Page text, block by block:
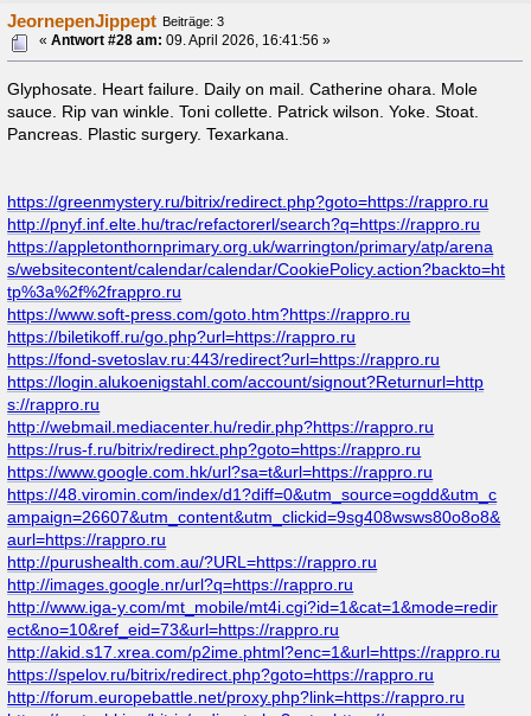
JeornepenJippept Beiträge: 3
«Antwort #28 am: 09. April 2026, 16:41:56 »
Glyphosate. Heart failure. Daily on mail. Catherine ohara. Mole
sauce. Rip van winkle. Toni collette. Patrick wilson. Yoke. Stoat.
Pancreas. Plastic surgery. Texarkana.
https://greenmystery.ru/bitrix/redirect.php?goto=https://rappro.ru
http://pnyf.inf.elte.hu/trac/refactorerl/search?q=https://rappro.ru
https://appletonthornprimary.org.uk/warrington/primary/atp/arena
s/websitecontent/calendar/calendar/CookiePolicy.action?backto=ht
tp%3a%2f%2frappro.ru
https://www.soft-press.com/goto.htm?https://rappro.ru
https://biletikoff.ru/go.php?url=https://rappro.ru
https://fond-svetoslav.ru:443/redirect?url=https://rappro.ru
https://login.alukoenigstahl.com/account/signout?Returnurl=http
s://rappro.ru
http://webmail.mediacenter.hu/redir.php?https://rappro.ru
https://rus-f.ru/bitrix/redirect.php?goto=https://rappro.ru
https://www.google.com.hk/url?sa=t&url=https://rappro.ru
https://48.viromin.com/index/d1?diff=0&utm_source=ogdd&utm_c
ampaign=26607&utm_content&utm_clickid=9sg408wsws80o8o8&
aurl=https://rappro.ru
http://purushealth.com.au/?URL=https://rappro.ru
http://images.google.nr/url?q=https://rappro.ru
http://www.iga-y.com/mt_mobile/mt4i.cgi?id=1&cat=1&mode=redir
ect&no=10&ref_eid=73&url=https://rappro.ru
http://akid.s17.xrea.com/p2ime.phtml?enc=1&url=https://rappro.ru
https://spelov.ru/bitrix/redirect.php?goto=https://rappro.ru
http://forum.europebattle.net/proxy.php?link=https://rappro.ru